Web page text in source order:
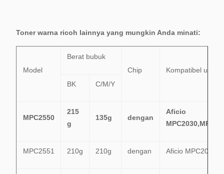
Toner warna ricoh lainnya yang mungkin Anda minati:
Model
Berat bubuk
Chip
Kompatibel untuk
BK
C/M/Y
MPC2550
215
g
135g dengan
Aficio
MPC2551 210g 210g dengan Aficio MPC2051,